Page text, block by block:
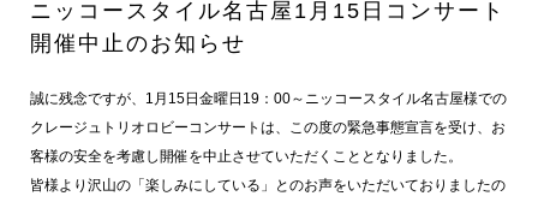
ニッコースタイル名古屋1月15日コンサート
開催中止のお知らせ
誠に残念ですが、1月15日金曜日19：00～ニッコースタイル名古屋様での
クレージュトリオロビーコンサートは、この度の緊急事態宣言を受け、お
客様の安全を考慮し開催を中止させていただくこととなりました。
皆様より沢山の「楽しみにしている」とのお声をいただいておりましたの